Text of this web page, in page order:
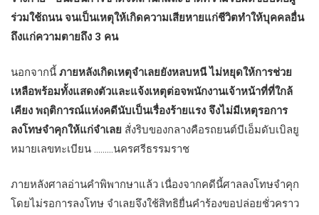
ร่วมใช้ถนน จนเป็นเหตุให้เกิดความเสียหายแก่ชีวิตทำให้บุคคลอื่น
ถึงแก่ความตายถึง 3 คน
นอกจากนี้ ภายหลังเกิดเหตุจำเลยยังหลบหนี ไม่หยุดให้การช่วย
เหลือพร้อมทั้งแสดงตัวและแจ้งเหตุต่อจพนักงานเจ้าหน้าที่ที่ใกล้
เคียง พฤติการณ์แห่งคดีนับเป็นเรื่องร้ายแรง จึงไม่มีเหตุรอการ
ลงโทษจำคุกให้แก่จำเลย สั่งริบของกลางคือรถยนต์บีเอ็มดับเบิลยู
หมายเลขทะเบียน ………นครศรีธรรมราช
ภายหลังศาลอ่านคำพิพากษาแล้ว เนื่องจากคดีนี้ศาลลงโทษจำคุก
โดยไม่รอการลงโทษ จำเลยจึงใช้สิทธิยื่นคำร้องขอปล่อยชั่วคราว